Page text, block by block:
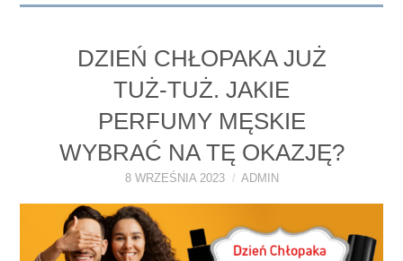
DZIEŃ CHŁOPAKA JUŻ
TUŻ-TUŻ. JAKIE
PERFUMY MĘSKIE
WYBRAĆ NA TĘ OKAZJĘ?
8 WRZEŚNIA 2023 ADMIN